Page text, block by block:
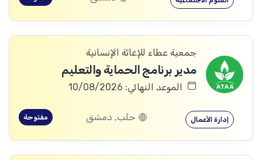
جمعية عطاء للإغاثة الإنسانية
مدير برنامج الحماية والتعليم
الموعد النهائي: 10/08/2026
إدارة الأعمال حلب, دمشق مفتوحة